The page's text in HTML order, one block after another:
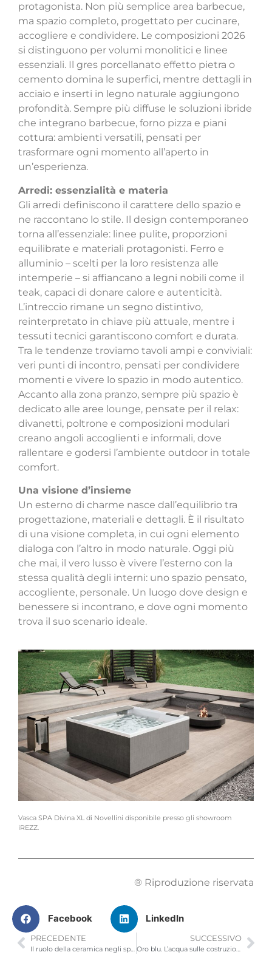
protagonista. Non più semplice area barbecue,
ma spazio completo, progettato per cucinare,
accogliere e condividere. Le composizioni 2026
si distinguono per volumi monolitici e linee
essenziali. Il gres porcellanato effetto pietra o
cemento domina le superfici, mentre dettagli in
acciaio e inserti in legno naturale aggiungono
profondità. Sempre più diffuse le soluzioni ibride
che integrano barbecue, forno pizza e piani
cottura: ambienti versatili, pensati per
trasformare ogni momento all’aperto in
un’esperienza.
Arredi: essenzialità e materia
Gli arredi definiscono il carattere dello spazio e
ne raccontano lo stile. Il design contemporaneo
torna all’essenziale: linee pulite, proporzioni
equilibrate e materiali protagonisti. Ferro e
alluminio – scelti per la loro resistenza alle
intemperie – si affiancano a legni nobili come il
teak, capaci di donare calore e autenticità.
L’intreccio rimane un segno distintivo,
reinterpretato in chiave più attuale, mentre i
tessuti tecnici garantiscono comfort e durata.
Tra le tendenze troviamo tavoli ampi e conviviali:
veri punti di incontro, pensati per condividere
momenti e vivere lo spazio in modo autentico.
Accanto alla zona pranzo, sempre più spazio è
dedicato alle aree lounge, pensate per il relax:
divanetti, poltrone e composizioni modulari
creano angoli accoglienti e informali, dove
rallentare e godersi l’ambiente outdoor in totale
comfort.
Una visione d’insieme
Un esterno di charme nasce dall’equilibrio tra
progettazione, materiali e dettagli. È il risultato
di una visione completa, in cui ogni elemento
dialoga con l’altro in modo naturale. Oggi più
che mai, il vero lusso è vivere l’esterno con la
stessa qualità degli interni: uno spazio pensato,
accogliente, personale. Un luogo dove design e
benessere si incontrano, e dove ogni momento
trova il suo scenario ideale.
Vasca SPA Divina XL di Novellini disponibile presso gli showroom
iREZZ.
® Riproduzione riservata
Facebook LinkedIn
PRECEDENTE
Il ruolo della ceramica negli spazi contemporanei
SUCCESSIVO
Oro blu. L’acqua sulle costruzioni